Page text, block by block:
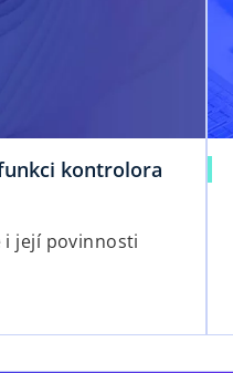
kontrolora
i její povinnosti